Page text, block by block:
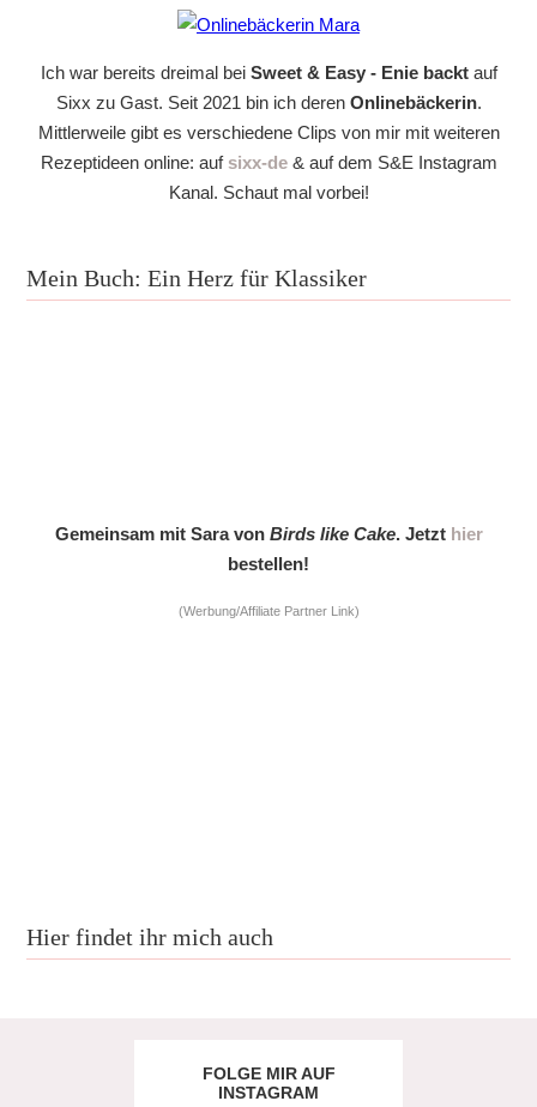
Ich war bereits dreimal bei Sweet & Easy - Enie backtauf
Sixx zu Gast. Seit 2021 bin ich deren Onlinebäckerin.
Mittlerweile gibt es verschiedene Clips von mir mit weiteren
Rezeptideen online: auf sixx-de& auf dem S&E Instagram
Kanal. Schaut mal vorbei!
Mein Buch: Ein Herz für Klassiker
Gemeinsam mit Sara von Birds like Cake. Jetzt hier
bestellen!
(Werbung/Affiliate Partner Link)
Hier findet ihr mich auch
FOLGE MIR AUF
INSTAGRAM